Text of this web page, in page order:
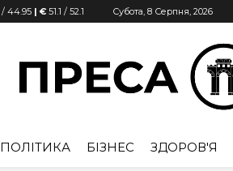
/ 44.95 | € 51.1 / 52.1 Субота, 8 Серпня, 2026
ПОЛІТИКА БІЗНЕС ЗДОРОВ'Я